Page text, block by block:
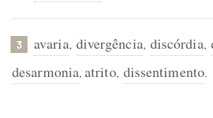
3 avaria, divergência, discórdia,
desarmonia, atrito, dissentimento.